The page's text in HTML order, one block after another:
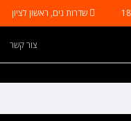
שדרות נים, ראשון לציון
צור קשר